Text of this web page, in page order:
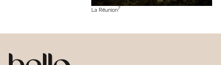
La Réunion7